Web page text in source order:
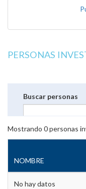
PERSONAS
Buscar personas
Mostrando 0personas
NOMBRE
No hay datos